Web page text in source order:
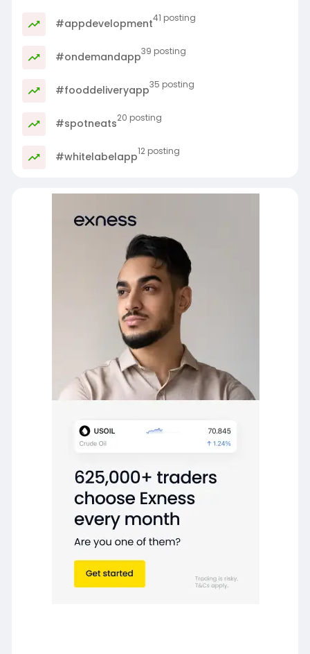
#appdevelopment41 posting
#ondemandapp39 posting
#fooddeliveryapp35 posting
#spotneats20 posting
#whitelabelapp12 posting